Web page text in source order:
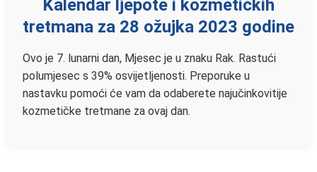
Kalendar ljepote i kozmetičkih
tretmana za 28 ožujka 2023 godine
Ovo je 7. lunarni dan, Mjesec je u znaku Rak. Rastući
polumjesec s 39% osvijetljenosti. Preporuke u
nastavku pomoći će vam da odaberete najučinkovitije
kozmetičke tretmane za ovaj dan.